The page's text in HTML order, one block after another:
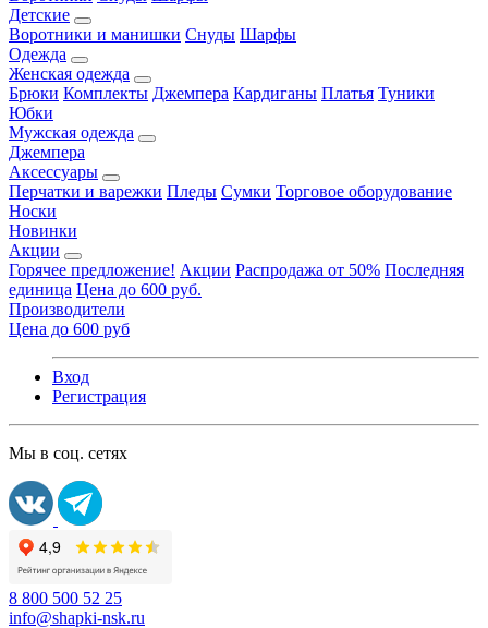
Детские
Воротники и манишки Снуды Шарфы
Одежда
Женская одежда
Брюки Комплекты Джемпера Кардиганы Платья Туники
Юбки
Мужская одежда
Джемпера
Аксессуары
Перчатки и варежки Пледы Сумки Торговое оборудование
Носки
Новинки
Акции
Горячее предложение! Акции Распродажа от 50% Последняя
единица Цена до 600 руб.
Производители
Цена до 600 руб
Вход
Регистрация
Мы в соц. сетях
8 800 500 52 25
info@shapki-nsk.ru